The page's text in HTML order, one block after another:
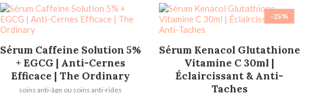
AJOUTER AU PANIER
Sérum Caffeine Solution 5%
+ EGCG | Anti-Cernes
Efficace | The Ordinary
soins anti-âge ou soins anti-rides
-25%
AJOUTER AU PANIER
Sérum Kenacol Glutathione
Vitamine C 30ml |
Éclaircissant & Anti-
Taches